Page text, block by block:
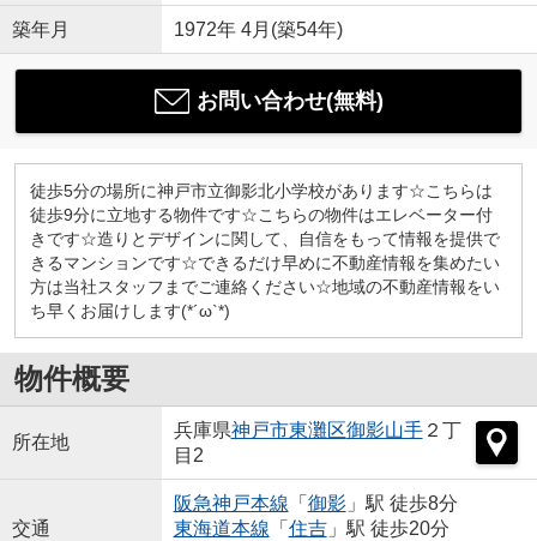
築年月 1972年 4月(築54年)
お問い合わせ(無料)
徒歩5分の場所に神戸市立御影北小学校があります☆こちらは
徒歩9分に立地する物件です☆こちらの物件はエレベーター付
きです☆造りとデザインに関して、自信をもって情報を提供で
きるマンションです☆できるだけ早めに不動産情報を集めたい
方は当社スタッフまでご連絡ください☆地域の不動産情報をい
ち早くお届けします(*´ω`*)
物件概要
所在地
兵庫県神戸市東灘区御影山手２丁
目2
交通
阪急神戸本線 「 御影」駅 徒歩8分
東海道本線 「 住吉」駅 徒歩20分